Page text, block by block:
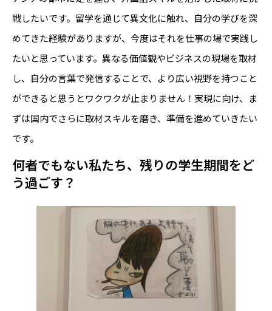
戦したいです。留学を通じて異文化に触れ、自分の学びを深
めてきた経験がありますが、今度はそれを仕事の場で実践し
たいと思っています。異なる価値観やビジネスの現場を取材
し、自分の言葉で発信することで、より広い視野を持つこと
ができると思うとワクワクが止まりません！実現に向け、ま
ずは国内でさらに取材スキルを磨き、準備を進めていきたい
です。
何者でもない私たち、残りの学生期間をど
う過ごす？